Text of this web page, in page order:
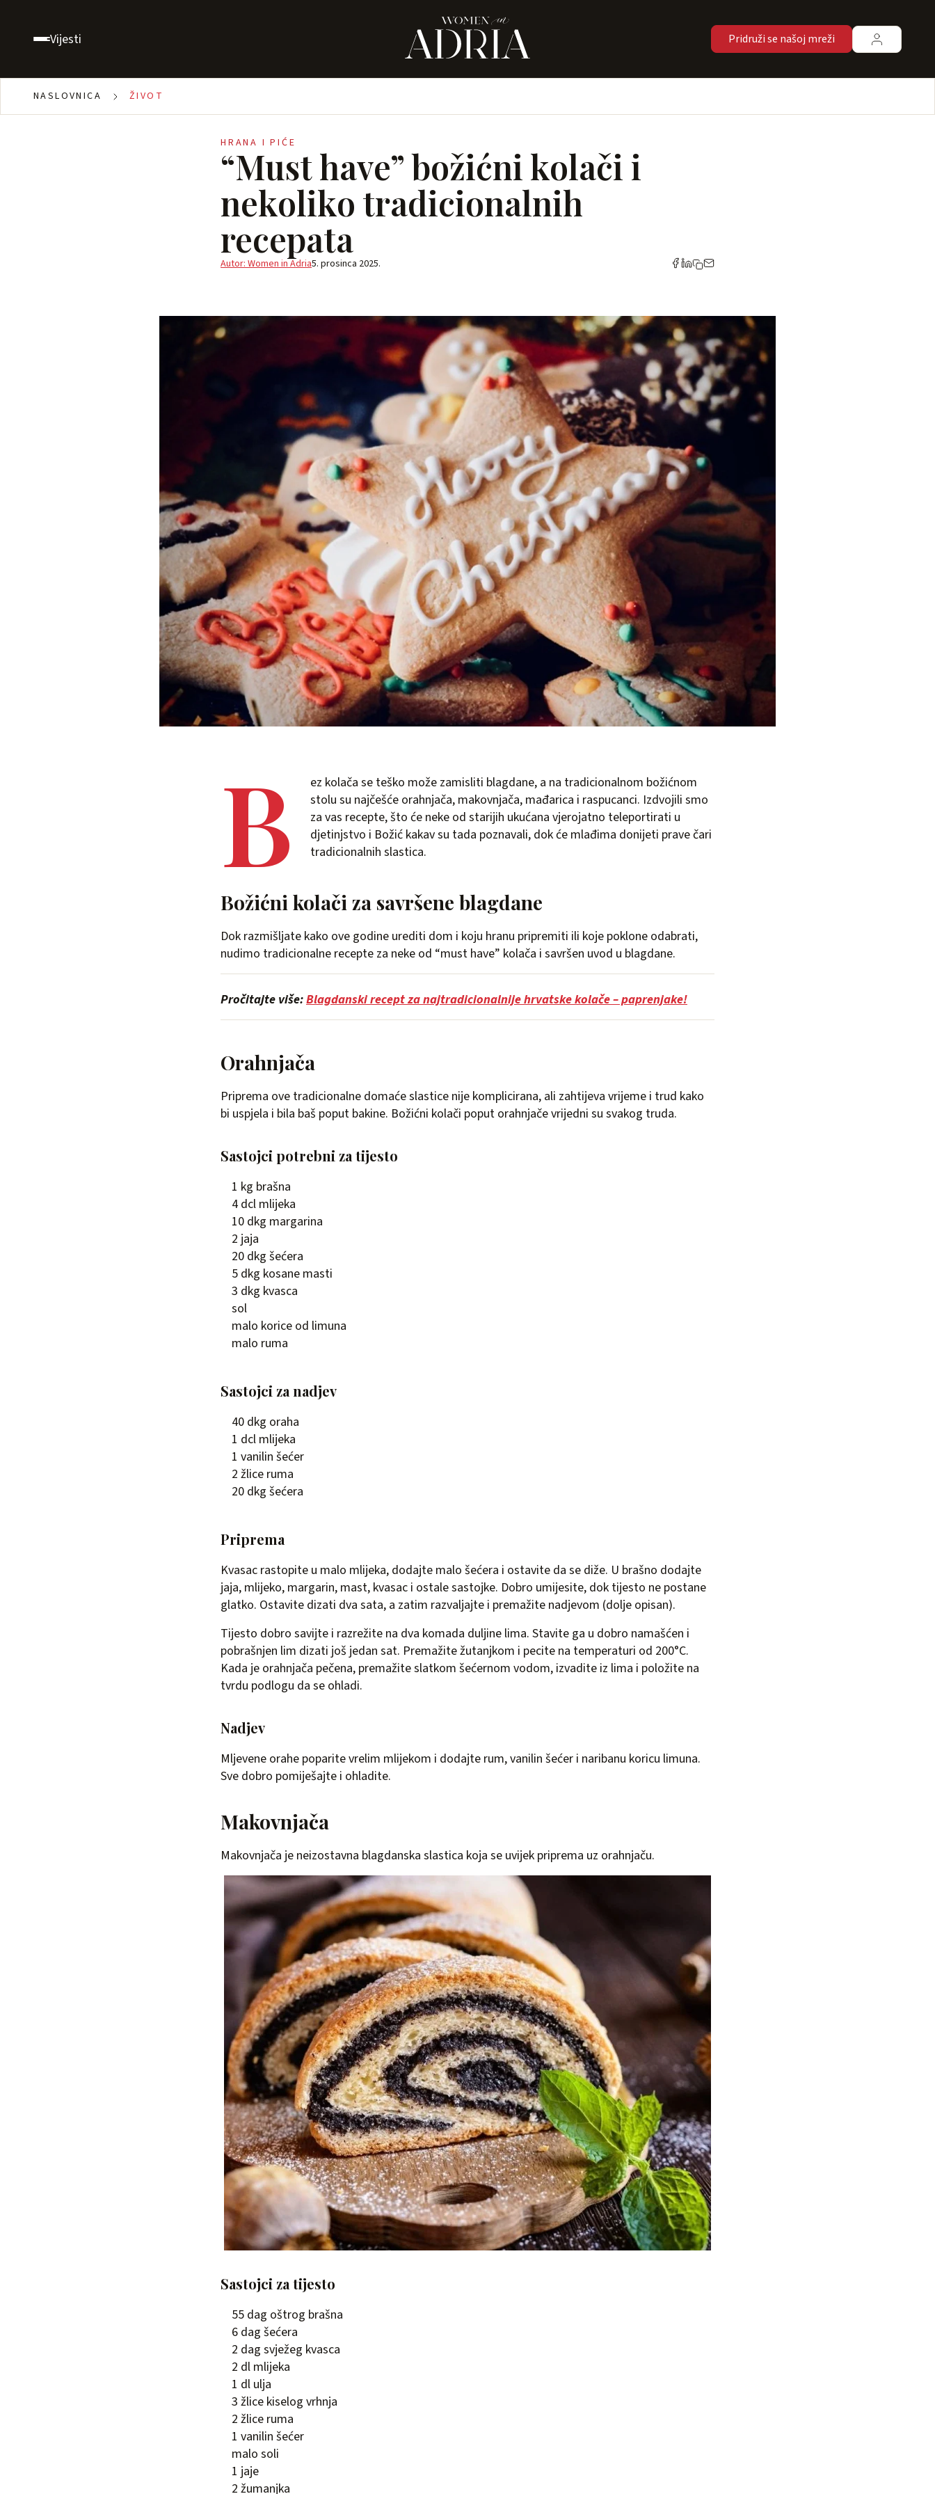
Vijesti Pridruži se našoj mreži
NASLOVNICA ŽIVOT
HRANA I PIĆE
“Must have” božićni kolači i
nekoliko tradicionalnih
recepata
Autor: Women in Adria5. prosinca 2025.
B
ez kolača se teško može zamisliti blagdane, a na tradicionalnom božićnom
stolu su najčešće orahnjača, makovnjača, mađarica i raspucanci. Izdvojili smo
za vas recepte, što će neke od starijih ukućana vjerojatno teleportirati u
djetinjstvo i Božić kakav su tada poznavali, dok će mlađima donijeti prave čari
tradicionalnih slastica.
Božićni kolači za savršene blagdane
Dok razmišljate kako ove godine urediti dom i koju hranu pripremiti ili koje poklone odabrati,
nudimo tradicionalne recepte za neke od “must have” kolača i savršen uvod u blagdane.
Pročitajte više:Blagdanski recept za najtradicionalnije hrvatske kolače – paprenjake!
Orahnjača
Priprema ove tradicionalne domaće slastice nije komplicirana, ali zahtijeva vrijeme i trud kako
bi uspjela i bila baš poput bakine. Božićni kolači poput orahnjače vrijedni su svakog truda.
Sastojci potrebni za tijesto
1 kg brašna
4 dcl mlijeka
10 dkg margarina
2 jaja
20 dkg šećera
5 dkg kosane masti
3 dkg kvasca
sol
malo korice od limuna
malo ruma
Sastojci za nadjev
40 dkg oraha
1 dcl mlijeka
1 vanilin šećer
2 žlice ruma
20 dkg šećera
Priprema
Kvasac rastopite u malo mlijeka, dodajte malo šećera i ostavite da se diže. U brašno dodajte
jaja, mlijeko, margarin, mast, kvasac i ostale sastojke. Dobro umijesite, dok tijesto ne postane
glatko. Ostavite dizati dva sata, a zatim razvaljajte i premažite nadjevom (dolje opisan).
Tijesto dobro savijte i razrežite na dva komada duljine lima. Stavite ga u dobro namašćen i
pobrašnjen lim dizati još jedan sat. Premažite žutanjkom i pecite na temperaturi od 200°C.
Kada je orahnjača pečena, premažite slatkom šećernom vodom, izvadite iz lima i položite na
tvrdu podlogu da se ohladi.
Nadjev
Mljevene orahe poparite vrelim mlijekom i dodajte rum, vanilin šećer i naribanu koricu limuna.
Sve dobro pomiješajte i ohladite.
Makovnjača
Makovnjača je neizostavna blagdanska slastica koja se uvijek priprema uz orahnjaču.
Sastojci za tijesto
55 dag oštrog brašna
6 dag šećera
2 dag svježeg kvasca
2 dl mlijeka
1 dl ulja
3 žlice kiselog vrhnja
2 žlice ruma
1 vanilin šećer
malo soli
1 jaje
2 žumanjka